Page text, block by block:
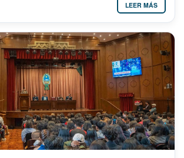
LEER MÁS